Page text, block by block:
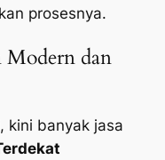
prosesnya.
Modern dan
kini banyak jasa